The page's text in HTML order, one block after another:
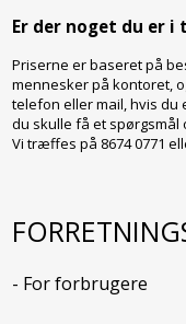
Er der noget du er i
Priserne er baseret på
mennesker på kontoret,
telefon eller mail, hvis du
du skulle få et
Vi træffes på 8674 0771
- For forbrugere